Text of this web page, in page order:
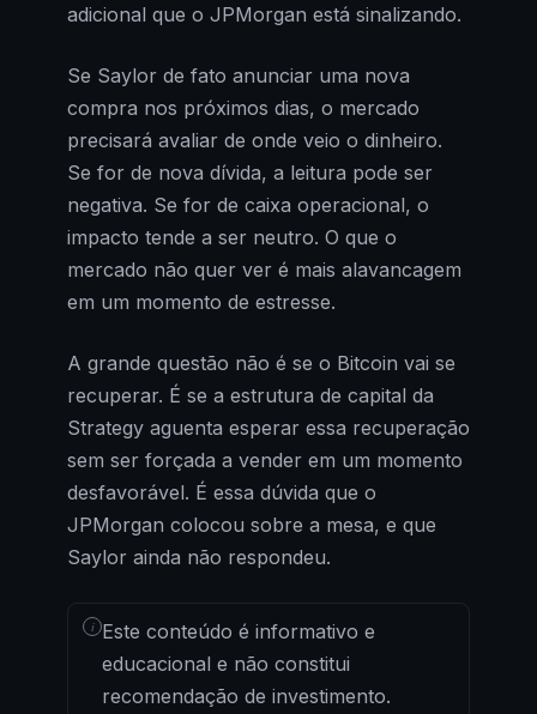
adicional que o JPMorgan está sinalizando.
Se Saylor de fato anunciar uma nova
compra nos próximos dias, o mercado
precisará avaliar de onde veio o dinheiro.
Se for de nova dívida, a leitura pode ser
negativa. Se for de caixa operacional, o
impacto tende a ser neutro. O que o
mercado não quer ver é mais alavancagem
em um momento de estresse.
A grande questão não é se o Bitcoin vai se
recuperar. É se a estrutura de capital da
Strategy aguenta esperar essa recuperação
sem ser forçada a vender em um momento
desfavorável. É essa dúvida que o
JPMorgan colocou sobre a mesa, e que
Saylor ainda não respondeu.
i Este conteúdo é informativo e
educacional e não constitui
recomendação de investimento.